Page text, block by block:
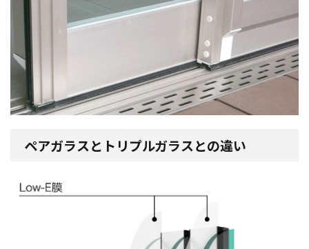
ペアガラスとトリプルガラスとの違い